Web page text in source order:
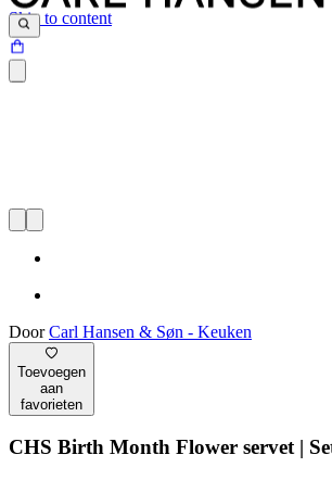
Skip to content
DoorCarl Hansen & Søn - Keuken
Toevoegen
aan
favorieten
CHS Birth Month Flower servet |